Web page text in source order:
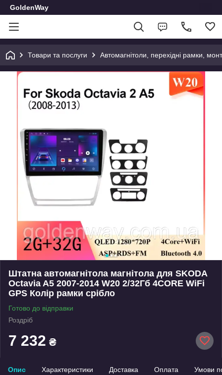
GoldenWay
Товари та послуги Автомагнітоли, перехідні рамки,
Штатна автомагнітола магнітола для SKODA
Octavia A5 2007-2014 W20 2/32Гб 4CORE WiFi
GPS Колір рамки срібло
Готово до відправки
Роздріб
7 232 ₴
Опис Характеристики Доставка Оплата Умови